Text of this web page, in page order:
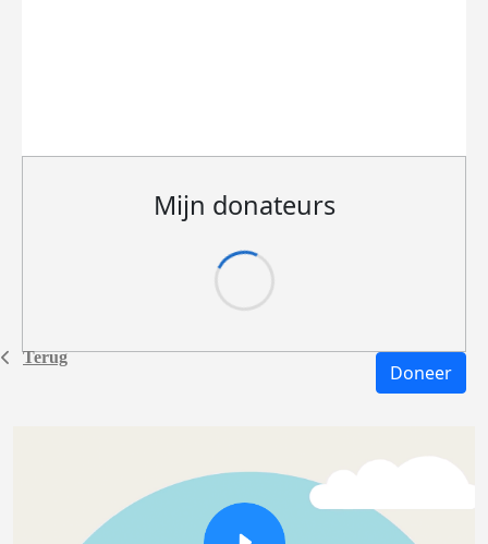
Terug
Mijn donateurs
Doneer